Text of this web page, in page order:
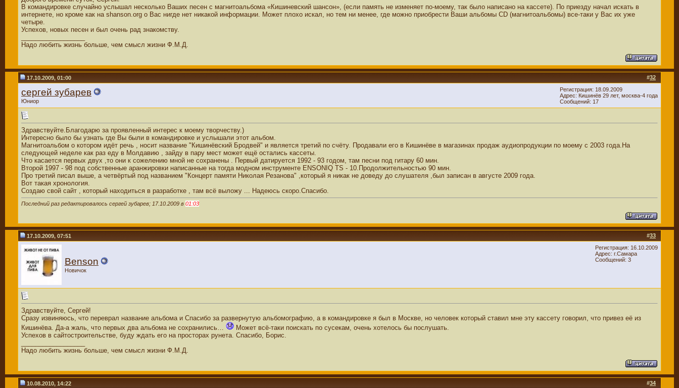
В командировке случайно услышал несколько Ваших песен с магнитоальбома «Кишиневский шансон», (если память не изменяет по-моему, так было написано на кассете). По приезду начал искать в
интернете, но кроме как на shanson.org о Вас нигде нет никакой информации. Может плохо искал, но тем ни менее, где можно приобрести Ваши альбомы CD (магнитоальбомы) все-таки у Вас их уже
четыре.
Успехов, новых песен и был очень рад знакомству.
Надо любить жизнь больше, чем смысл жизни Ф.М.Д.
#32
17.10.2009, 01:00
сергей зубарев
Юниор
Регистрация: 18.09.2009
Адрес: Кишинёв 29 лет, москва-4 года
Сообщений: 17
Здравствуйте.Благодарю за проявленный интерес к моему творчеству.)
Интересно было бы узнать где Вы были в командировке и услышали этот альбом.
Магнитоальбом о котором идёт речь , носит название "Кишинёвский Бродвей" и является третий по счёту. Продавали его в Кишинёве в магазинах продаж аудиопродукции по моему с 2003 года.На
следующей неделе как раз еду в Молдавию , зайду в пару мест может ещё остались кассеты.
Что касается первых двух ,то они к сожелению мной не сохранены . Первый датируется 1992 - 93 годом, там песни под гитару 60 мин.
Второй 1997 - 98 под собственные аранжировки написанные на тогда модном инструменте ENSONIQ TS - 10.Продолжительностью 90 мин.
Про третий писал выше, а четвёртый под названием "Концерт памяти Николая Резанова" ,который я никак не доведу до слушателя ,был записан в августе 2009 года.
Вот такая хронология.
Создаю свой сайт , который находиться в разработке , там всё выложу ... Надеюсь скоро.Спасибо.
Последний раз редактировалось сергей зубарев; 17.10.2009 в 01:03
#33
17.10.2009, 07:51
Benson
Новичок
Регистрация: 16.10.2009
Адрес: г.Самара
Сообщений: 3
Здравствуйте, Сергей!
Сразу извиняюсь, что переврал название альбома и Спасибо за развернутую альбомографию, а в командировке я был в Москве, но человек который ставил мне эту кассету говорил, что привез её из
Кишинёва. Да-а жаль, что первых два альбома не сохранились…
Может всё-таки поискать по сусекам, очень хотелось бы послушать.
Успехов в сайтостроительстве, буду ждать его на просторах рунета. Спасибо, Борис.
Надо любить жизнь больше, чем смысл жизни Ф.М.Д.
#34
10.08.2010, 14:22